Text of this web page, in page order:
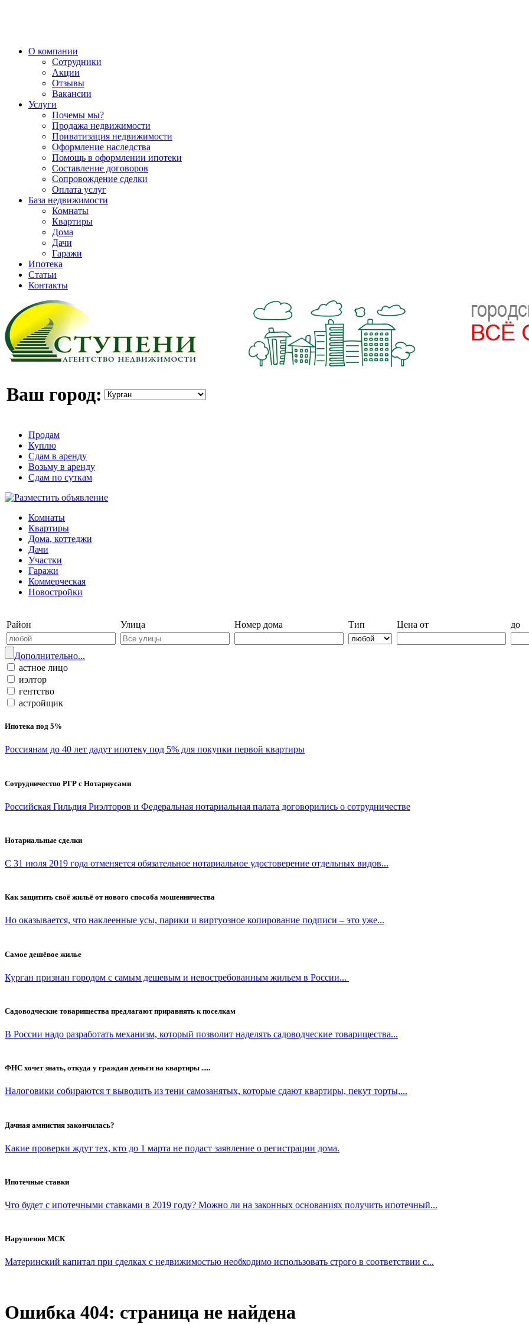
О компании
Сотрудники
Акции
Отзывы
Вакансии
Услуги
Почемы мы?
Продажа недвижимости
Приватизация недвижимости
Оформление наследства
Помощь в оформлении ипотеки
Составление договоров
Сопровождение сделки
Оплата услуг
База недвижимости
Комнаты
Квартиры
Дома
Дачи
Гаражи
Ипотека
Статьи
Контакты
Ваш город:
Продам
Куплю
Сдам в аренду
Возьму в аренду
Сдам по суткам
Комнаты
Квартиры
Дома, коттеджи
Дачи
Участки
Гаражи
Коммерческая
Новостройки
Район
Улица Номер дома Тип Цена от
до
Дополнительно...
астное лицо
иэлтор
гентство
астройщик
Ипотека под 5%
Россиянам до 40 лет дадут ипотеку под 5% для покупки первой квартиры
Сотрудничество РГР с Нотариусами
Российская Гильдия Риэлторов и Федеральная нотариальная палата договорились о сотрудничестве
Нотариальные сделки
С 31 июля 2019 года отменяется обязательное нотариальное удостоверение отдельных видов...
Как защитить своё жильё от нового способа мошенничества
Но оказывается, что наклеенные усы, парики и виртуозное копирование подписи – это уже...
Самое дешёвое жилье
Курган признан городом с самым дешевым и невостребованным жильем в России...
Садоводческие товарищества предлагают приравнять к поселкам
В России надо разработать механизм, который позволит наделять садоводческие товарищества...
ФНС хочет знать, откуда у граждан деньги на квартиры .....
Налоговики собираются т выводить из тени самозанятых, которые сдают квартиры, пекут торты,...
Дачная амнистия закончилась?
Какие проверки ждут тех, кто до 1 марта не подаст заявление о регистрации дома.
Ипотечные ставки
Что будет с ипотечными ставками в 2019 году? Можно ли на законных основаниях получить ипотечный...
Нарушения МСК
Материнский капитал при сделках с недвижимостью необходимо использовать строго в соответствии с...
Ошибка 404: страница не найдена